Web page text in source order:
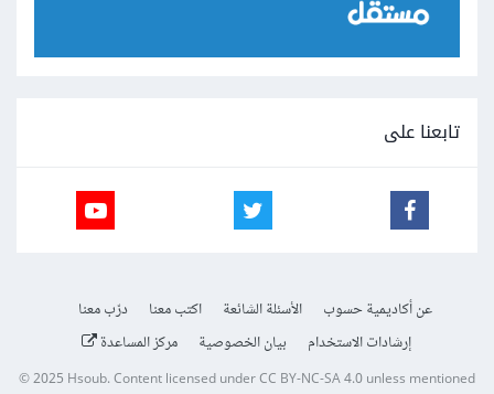
تابعنا على
عن أكاديمية حسوب الأسئلة الشائعة اكتب معنا
درّب معنا
إرشادات الاستخدام
بيان الخصوصية مركز المساعدة
© 2025Hsoub.Content licensed underCC BY-NC-SA 4.0unless mentioned